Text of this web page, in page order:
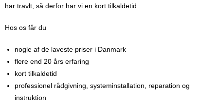
har travlt, så derfor har vi en kort tilkaldetid.
Hos os får du
nogle af de laveste priser i Danmark
flere end 20 års erfaring
kort tilkaldetid
professionel rådgivning, systeminstallation, reparation og
instruktion